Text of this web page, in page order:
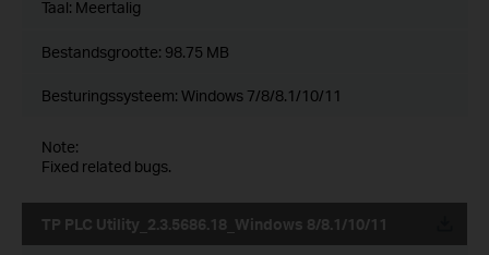
Taal: Meertalig
Bestandsgrootte: 98.75 MB
Besturingssysteem: Windows 7/8/8.1/10/11
Note:
Fixed related bugs.
TP PLC Utility_2.3.5686.18_Windows 8/8.1/10/11